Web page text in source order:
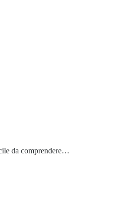
da comprendere…